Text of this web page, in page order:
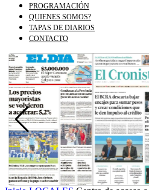
PROGRAMACIÓN
QUIENES SOMOS?
TAPAS DE DIARIOS
CONTACTO